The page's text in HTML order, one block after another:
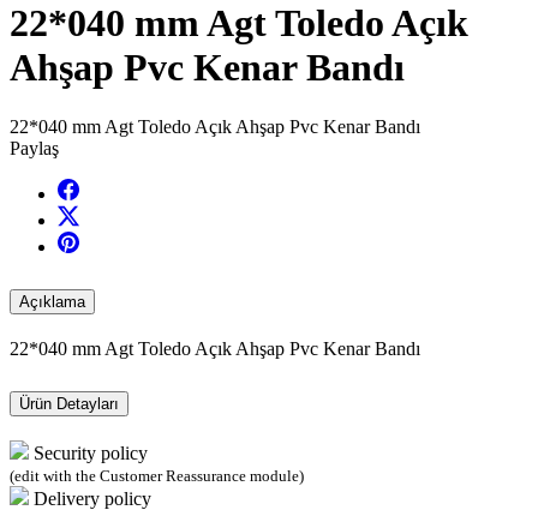
22*040 mm Agt Toledo Açık
Ahşap Pvc Kenar Bandı
22*040 mm Agt Toledo Açık Ahşap Pvc Kenar Bandı
Paylaş
Açıklama
22*040 mm Agt Toledo Açık Ahşap Pvc Kenar Bandı
Ürün Detayları
Security policy
(edit with the Customer Reassurance module)
Delivery policy